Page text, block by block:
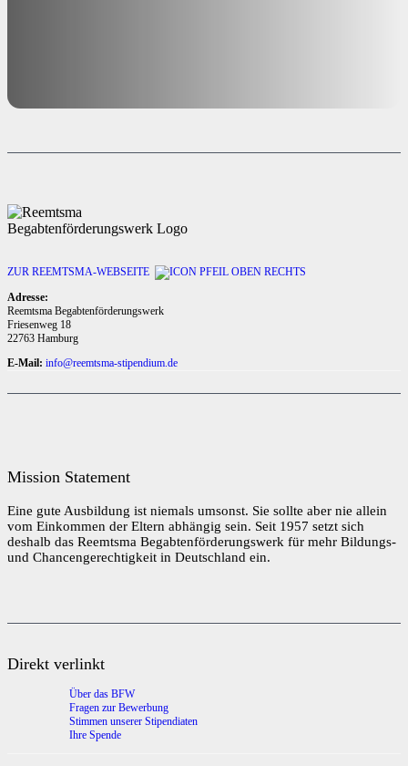
ZUR REEMTSMA-WEBSEITE
Adresse:
Reemtsma Begabtenförderungswerk
Friesenweg 18
22763 Hamburg
E-Mail: info@reemtsma-stipendium.de
Mission Statement
Eine gute Ausbildung ist niemals umsonst. Sie sollte aber nie allein
vom Einkommen der Eltern abhängig sein. Seit 1957 setzt sich
deshalb das Reemtsma Begabtenförderungswerk für mehr Bildungs-
und Chancengerechtigkeit in Deutschland ein.
Direkt verlinkt
Über das BFW
Fragen zur Bewerbung
Stimmen unserer Stipendiaten
Ihre Spende